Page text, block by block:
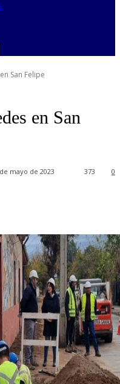
San Felipe
en San
mayo de 2023 0
373